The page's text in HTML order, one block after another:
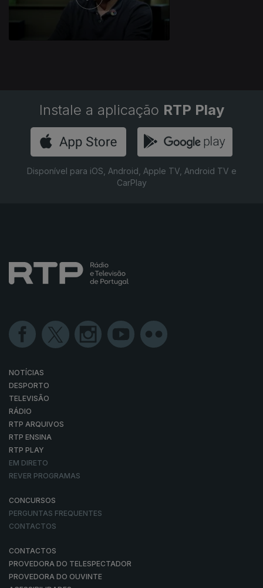
Instale a aplicação RTP Play
Disponível para iOS, Android, Apple TV, Android TV e
CarPlay
NOTÍCIAS
DESPORTO
TELEVISÃO
RÁDIO
RTP ARQUIVOS
RTP ENSINA
RTP PLAY
EM DIRETO
REVER PROGRAMAS
CONCURSOS
PERGUNTAS FREQUENTES
CONTACTOS
CONTACTOS
PROVEDORA DO TELESPECTADOR
PROVEDORA DO OUVINTE